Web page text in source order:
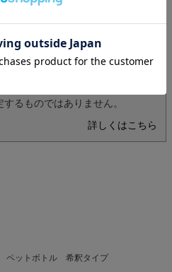
メールについて
て、メールアドレスを登録し
るものではありません。
詳しくはこちら
ペットボトル 希釈タイプ